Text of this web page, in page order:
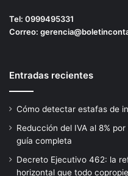
Tel: 0999495331
Correo:
Entradas recientes
Cómo detectar estafas de
Reducción del IVA al 8%
guía completa
Decreto Ejecutivo 462: la
horizontal que todo